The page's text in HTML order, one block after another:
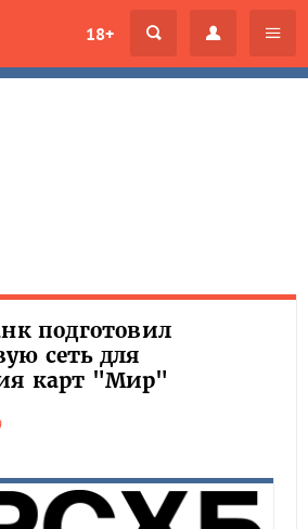
18+
подготовил
сеть для
карт "Мир"